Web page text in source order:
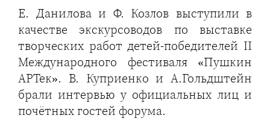
Е. Данилова и Ф. Козлов выступили в
качестве экскурсоводов по выставке
творческих работ детей-победителей II
Международного фестиваля «Пушкин
АРТек». В. Куприенко и А.Гольдштейн
брали интервью у официальных лиц и
почётных гостей форума.